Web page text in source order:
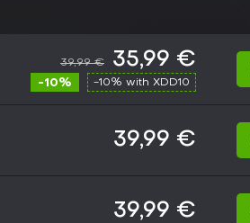
39,99 € 35,99 €
-10% -10% with XDD10
39,99 €
39,99 €